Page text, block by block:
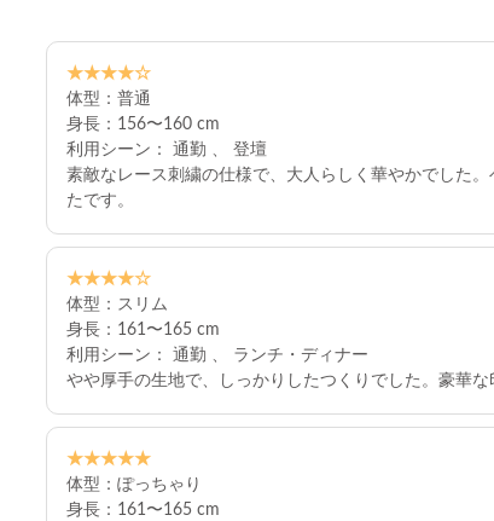
★★★★☆
体型：普通
身長：156〜160 cm
利用シーン： 通勤 、 登壇
素敵なレース刺繍の仕様で、大人らしく華やかでした
たです。
★★★★☆
体型：スリム
身長：161〜165 cm
利用シーン： 通勤 、 ランチ・ディナー
やや厚手の生地で、しっかりしたつくりでした。豪華
★★★★★
体型：ぽっちゃり
身長：161〜165 cm